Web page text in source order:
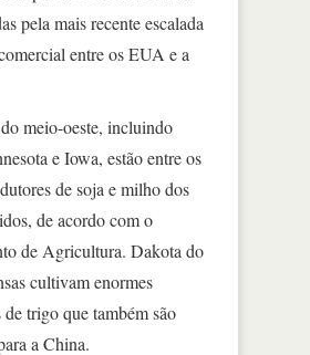
pela mais recente escalada
entre os EUA e a
meio-oeste, incluindo
e Iowa, estão entre os
de soja e milho dos
de acordo com o
de Agricultura. Dakota do
cultivam enormes
de trigo que também são
a China.